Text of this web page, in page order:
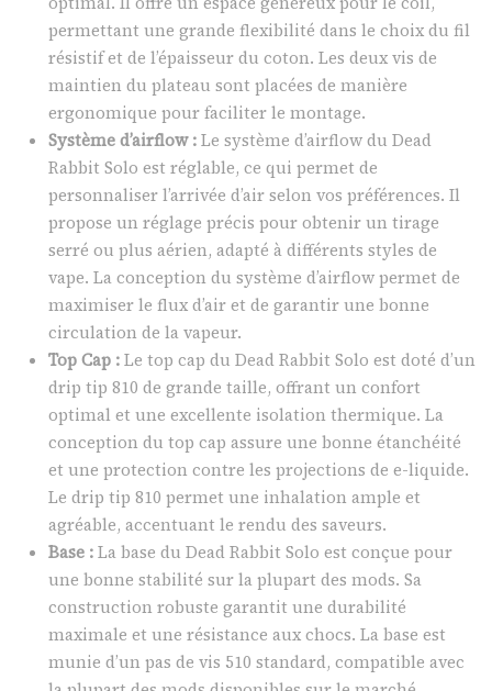
permettant une grande flexibilité dans le choix du fil
résistif et de l’épaisseur du coton. Les deux vis de
maintien du plateau sont placées de manière
ergonomique pour faciliter le montage.
Système d’airflow :Le système d’airflow du Dead
Rabbit Solo est réglable, ce qui permet de
personnaliser l’arrivée d’air selon vos préférences. Il
propose un réglage précis pour obtenir un tirage
serré ou plus aérien, adapté à différents styles de
vape. La conception du système d’airflow permet de
maximiser le flux d’air et de garantir une bonne
circulation de la vapeur.
Top Cap :Le top cap du Dead Rabbit Solo est doté d’un
drip tip 810 de grande taille, offrant un confort
optimal et une excellente isolation thermique. La
conception du top cap assure une bonne étanchéité
et une protection contre les projections de e-liquide.
Le drip tip 810 permet une inhalation ample et
agréable, accentuant le rendu des saveurs.
Base :La base du Dead Rabbit Solo est conçue pour
une bonne stabilité sur la plupart des mods. Sa
construction robuste garantit une durabilité
maximale et une résistance aux chocs. La base est
munie d’un pas de vis 510 standard, compatible avec